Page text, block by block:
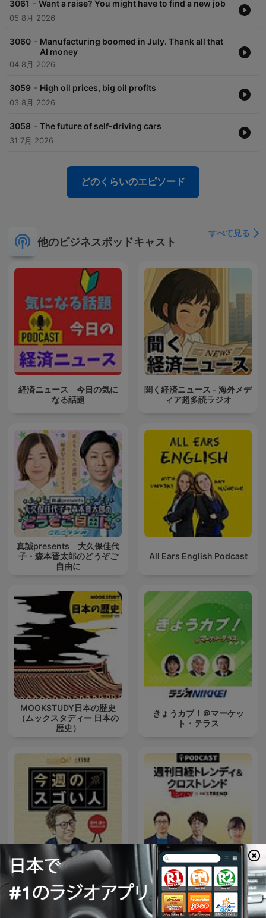
3061 - Want a raise? You might have to find a new job
05 8月 2026
3060 - Manufacturing boomed in July. Thank all that
AI money
04 8月 2026
3059 - High oil prices, big oil profits
03 8月 2026
3058 - The future of self-driving cars
31 7月 2026
どのくらいのエピソード
他のビジネスポッドキャスト
すべて見る
経済ニュース 今日の気に
なる話題
聞く経済ニュース - 海外メデ
ィア超多読ラジオ
真誠presents 大久保佳代
子・森本晋太郎のどうぞご
自由に
All Ears English Podcast
MOOKSTUDY日本の歴史
（ムックスタディー 日本の
歴史）
きょうカブ！＠マーケッ
ト・テラス
田村淳のNewsCLUB 今週の
スゴい人
週刊 日経トレンディ＆クロ
ストレンド